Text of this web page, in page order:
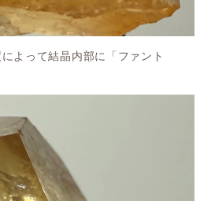
よって結晶内部に「ファント